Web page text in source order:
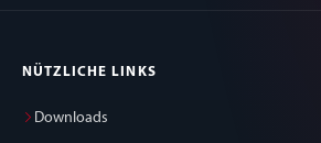
NÜTZLICHE LINKS
Downloads